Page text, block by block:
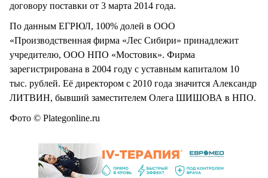
договору поставки от 3 марта 2014 года.
По данным ЕГРЮЛ, 100% долей в ООО
«Производственная фирма «Лес Сибири» принадлежит
учредителю, ООО НПО «Мостовик». Фирма
зарегистрирована в 2004 году с уставным капиталом 10
тыс. рублей. Её директором с 2010 года значится Александр
ЛИТВИН, бывший заместителем Олега ШИШОВА в НПО.
Фото © Plategonline.ru